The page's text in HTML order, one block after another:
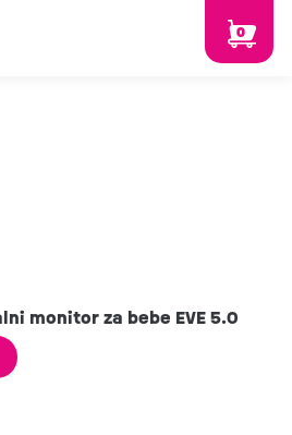
0
monitor za bebe EVE 5.0